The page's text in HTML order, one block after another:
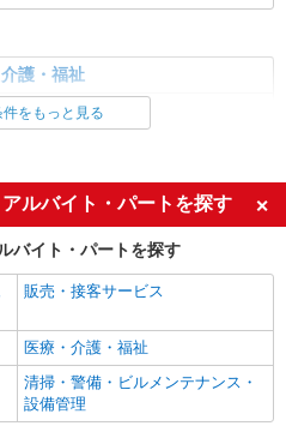
護・福祉
産師
ミドル（40代～）活躍中
車通勤OK
社会保険あり
をもっと見る
ルバイト・パートを探す
バイト・パートを探す
販売・接客サービス
医療・介護・福祉
清掃・警備・ビルメンテナンス・
設備管理